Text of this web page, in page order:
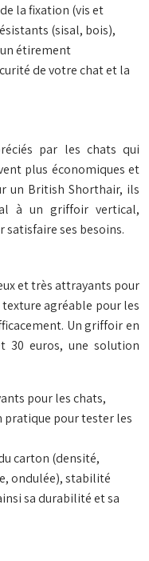
la fixation (vis et
(sisal, bois),
étirement
de votre chat et la
par les chats qui
plus économiques et
un British Shorthair, ils
à un griffoir vertical,
ses besoins.
et très attrayants pour
agréable pour les
Un griffoir en
30 euros, une solution
pour les chats,
pratique pour tester les
carton (densité,
ondulée), stabilité
sa durabilité et sa